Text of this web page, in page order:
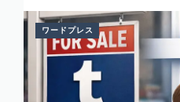
ワードプレス